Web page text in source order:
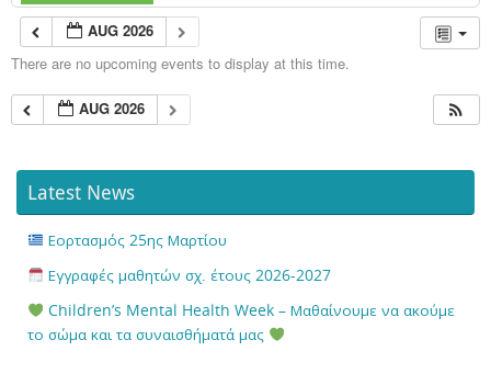
AUG 2026
There are no upcoming events to display at this time.
AUG 2026
Latest News
Εορτασμός 25ης Μαρτίου
Εγγραφές μαθητών σχ. έτους 2026-2027
Children’s Mental Health Week – Μαθαίνουμε να ακούμε
το σώμα και τα συναισθήματά μας